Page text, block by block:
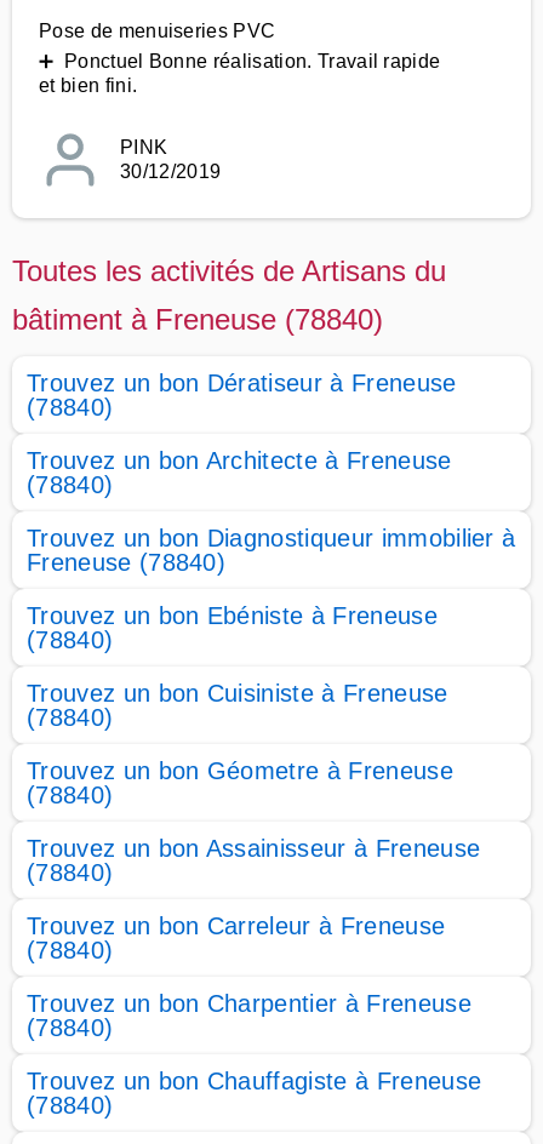
Pose de menuiseries PVC
➕ Ponctuel Bonne réalisation. Travail rapide
et bien fini.
PINK
30/12/2019
Toutes les activités de Artisans du
bâtiment à Freneuse (78840)
Trouvez un bon Dératiseur à Freneuse
(78840)
Trouvez un bon Architecte à Freneuse
(78840)
Trouvez un bon Diagnostiqueur immobilier à
Freneuse (78840)
Trouvez un bon Ebéniste à Freneuse
(78840)
Trouvez un bon Cuisiniste à Freneuse
(78840)
Trouvez un bon Géometre à Freneuse
(78840)
Trouvez un bon Assainisseur à Freneuse
(78840)
Trouvez un bon Carreleur à Freneuse
(78840)
Trouvez un bon Charpentier à Freneuse
(78840)
Trouvez un bon Chauffagiste à Freneuse
(78840)